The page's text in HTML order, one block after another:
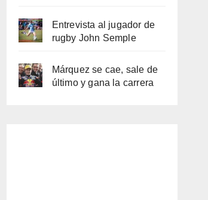
Entrevista al jugador de
rugby John Semple
Márquez se cae, sale de
último y gana la carrera